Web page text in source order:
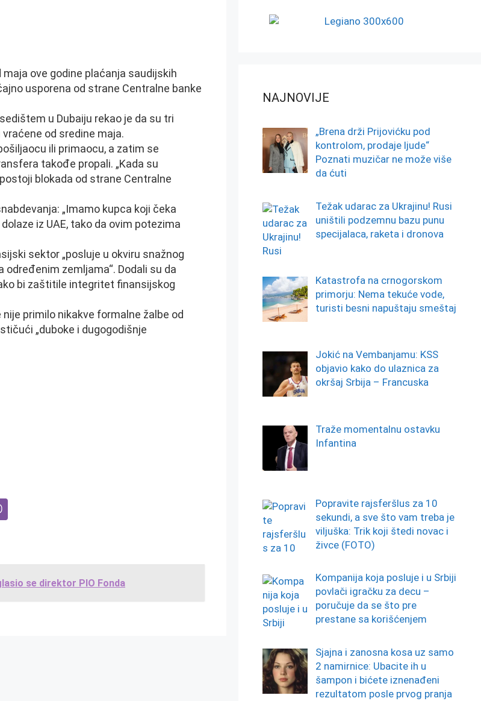
ove godine plaćanja saudijskih
usporena od strane Centralne banke
u Dubaiju rekao je da su tri
od sredine maja.
ili primaocu, a zatim se
takođe propali. „Kada su
blokada od strane Centralne
„Imamo kupca koji čeka
iz UAE, tako da ovim potezima
sektor „posluje u okviru snažnog
određenim zemljama“. Dodali su da
bi zaštitile integritet finansijskog
primilo nikakve formalne žalbe od
„duboke i dugogodišnje
se direktor PIO Fonda
NAJNOVIJE
„Brena drži Prijovićku pod
kontrolom, prodaje ljude“
Poznati muzičar ne može više
da ćuti
Težak udarac za Ukrajinu! Rusi
uništili podzemnu bazu punu
specijalaca, raketa i dronova
Katastrofa na crnogorskom
primorju: Nema tekuće vode,
turisti besni napuštaju smeštaj
Jokić na Vembanjamu: KSS
objavio kako do ulaznica za
okršaj Srbija – Francuska
Traže momentalnu ostavku
Infantina
Popravite rajsferšlus za 10
sekundi, a sve što vam treba je
viljuška: Trik koji štedi novac i
živce (FOTO)
Kompanija koja posluje i u Srbiji
povlači igračku za decu –
poručuje da se što pre
prestane sa korišćenjem
Sjajna i zanosna kosa uz samo
2 namirnice: Ubacite ih u
šampon i bićete iznenađeni
rezultatom posle prvog pranja